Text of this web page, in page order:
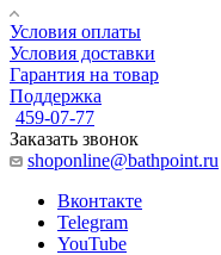
Условия оплаты
Условия доставки
Гарантия на товар
Поддержка
459-07-77
Заказать звонок
shoponline@bathpoint.ru
Вконтакте
Telegram
YouTube